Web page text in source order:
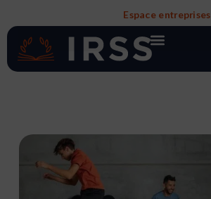
contenu
Espace entreprises